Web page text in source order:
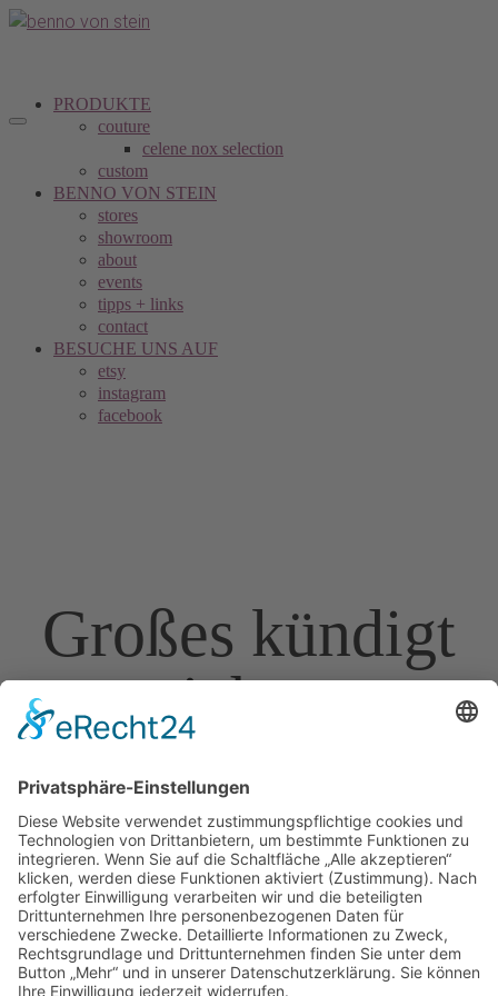
PRODUKTE
couture
celene nox selection
custom
BENNO VON STEIN
stores
showroom
about
events
tipps + links
contact
BESUCHE UNS AUF
etsy
instagram
facebook
Großes kündigt
sich an
Hier bahnt sich etwas Großes an! Unser Shop ist in
Arbeit und wird bald veröffentlicht!